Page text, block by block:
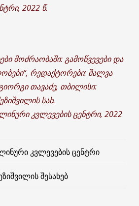
2022 წ.
მოძრაობაში: გამოწვევები და
რედაქტორები: შალვა
თავაძე, თბილისი:
სახ.
კვლევების ცენტრი, 2022
კვლევების ცენტრი
შესახებ